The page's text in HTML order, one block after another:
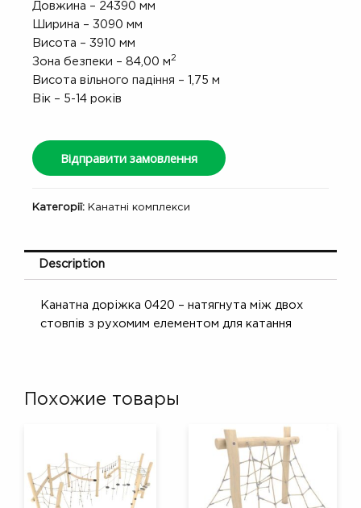
Довжина – 24390 мм
Ширина – 3090 мм
Висота – 3910 мм
Зона безпеки – 84,00 м2
Висота вільного падіння – 1,75 м
Вік – 5-14 років
Відправити замовлення
Категорії: Канатні комплекси
Description
Канатна доріжка 0420 – натягнута між двох
стовпів з рухомим елементом для катання
Похожие товары